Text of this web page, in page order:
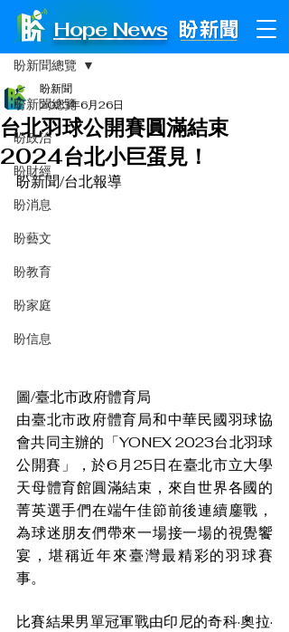
Hope News
文章
盼新聞總覽
盼政治
盼財經
盼消息
盼藝文
盼教育
盼家庭
盼信息
盼新聞總覽
台北羽球公開賽圓滿結束
2024台北小巨蛋見！
盼新聞
2023年6月26日
盼新聞/台北報導
圖/臺北市政府體育局
由臺北市政府體育局和中華民國羽球協
會共同主辦的「YONEX 2023台北羽球
公開賽」，於6月25日在臺北市立大學
天母體育館圓滿結束，來自世界各國的
菁英選手們在端午佳節前後連續鏖戰，
為球迷朋友們帶來一場接一場的視覺饗
宴，堪稱近年來臺灣最精彩的羽球賽
事。
比賽結果男單冠軍戰由印尼的奇科·奧拉·